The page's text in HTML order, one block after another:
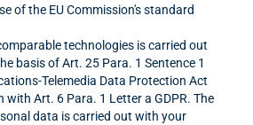
of the EU Commission's standard
technologies is carried out
basis of Art. 25 Para. 1 Sentence 1
Telemedia Data Protection Act
with Art. 6 Para. 1 Letter a GDPR. The
data is carried out with your